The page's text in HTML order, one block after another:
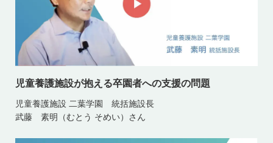
児童養護施設が抱える卒園者への支援の問題
児童養護施設 二葉学園 統括施設長
武藤 素明（むとう そめい）さん